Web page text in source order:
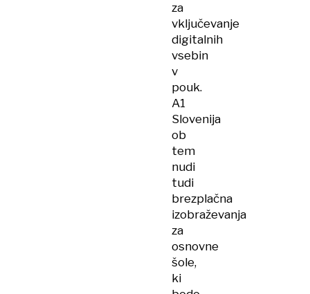
za
vključevanje
digitalnih
vsebin
v
pouk.
A1
Slovenija
ob
tem
nudi
tudi
brezplačna
izobraževanja
za
osnovne
šole,
ki